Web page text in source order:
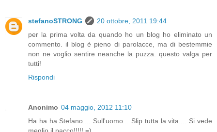
stefanoSTRONG
20 ottobre, 2011 19:44
per la prima volta da quando ho un blog ho eliminato un
commento. il blog è pieno di parolacce, ma di bestemmie
non ne voglio sentire neanche la puzza. questo valga per
tutti!
Rispondi
Anonimo 04 maggio, 2012 11:10
Ha ha ha Stefano.... Sull'uomo... Slip tutta la vita.... Si vede